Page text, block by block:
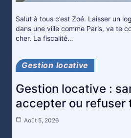
Salut à tous c’est Zoé. Laisser un
dans une ville comme Paris, va te
cher. La fiscalité…
Gestion locative
Gestion locative :
accepter ou refuser
Août 5, 2026